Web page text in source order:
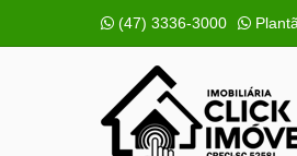
(47) 3336-3000